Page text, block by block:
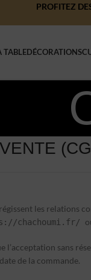
PROFITEZ
TABLEDÉCORATIONS
les relations
chachoumi.fr/
sans
de la commande.